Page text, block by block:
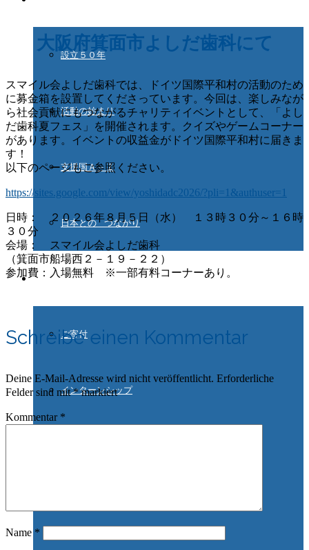
設立５０年
活動の始まり
支援国Ａ－Ｚ
日本との つながり
ご協力ください
ご寄付
インターンシップ
大阪府箕面市よしだ歯科にて
スマイル会よしだ歯科では、ドイツ国際平和村の活動のため
に募金箱を設置してくださっています。今回は、楽しみなが
ら社会貢献にもつながるチャリティイベントとして、「よし
だ歯科夏フェス」を開催されます。クイズやゲームコーナー
があります。イベントの収益金がドイツ国際平和村に届きま
す！
以下のページもご参照ください。
https://sites.google.com/view/yoshidadc2026/?pli=1&authuser=1
日時： ２０２６年８月５日（水） １３時３０分～１６時
３０分
会場： スマイル会よしだ歯科
（箕面市船場西２－１９－２２）
参加費：入場無料 ※一部有料コーナーあり。
Schreibe einen Kommentar
Deine E-Mail-Adresse wird nicht veröffentlicht. Erforderliche
Felder sind mit*markiert
Kommentar *
Name *